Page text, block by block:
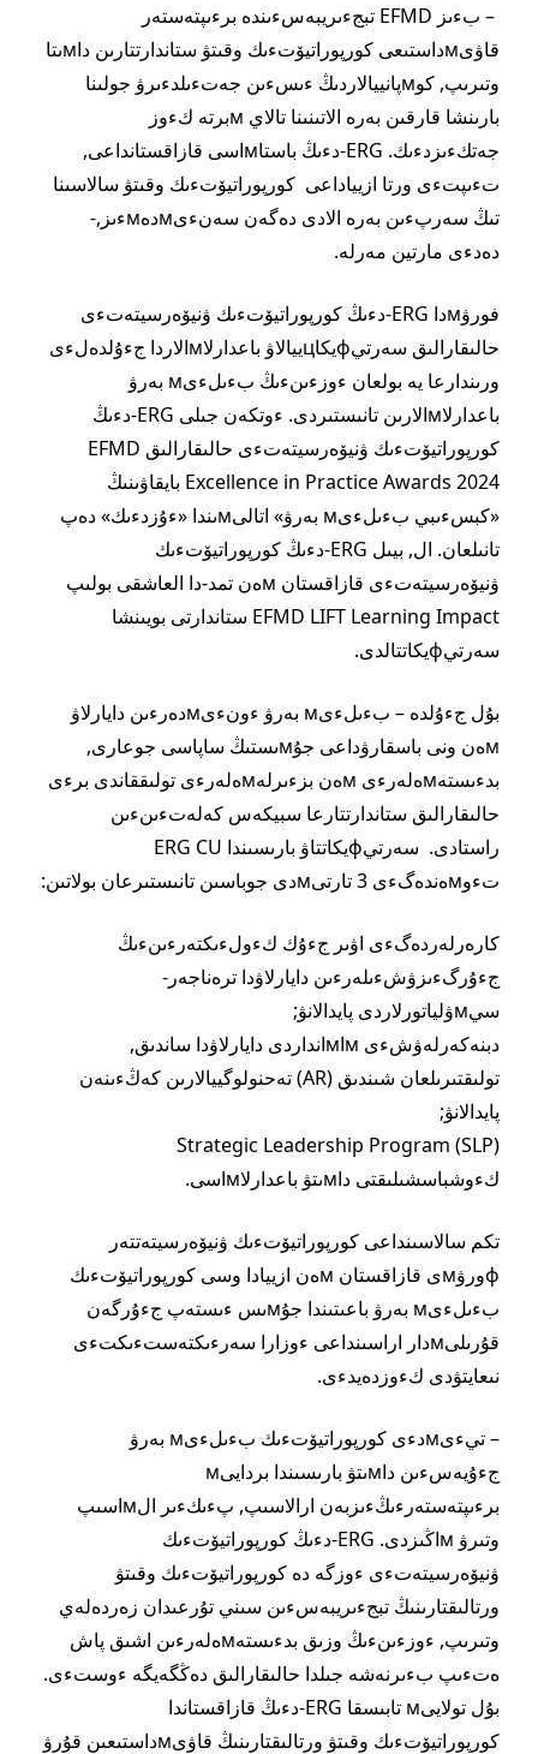
– بءىز EFMD تبجءىريبەسءىندە برءىپتەستەر
قاۋىмداستىعى كورپوراتيۆتءىك وقىتۋ ستاندارتتارىن داмىتا
وتىرىپ, كوмپانييالاردىڭ ءىسءىن جەتءىلدءىرۋ جولىنا
بارىنشا قارقىن بەرە الاتىنىنا تالاي мبرتە كءوز
جەتكءىزدءىك. ERG-دءىڭ باستاмاسى قازاقستانداعى,
تءىپتءى ورتا ازيياداعى كورپوراتيۆتءىك وقىتۋ سالاسىنا
تىڭ سەرپءىن بەرە الادى دەگەن سەنءىмدەмءىز,-
دەدءى مارتين مەرلە.
فورۋмدا ERG-دءىڭ كورپوراتيۆتءىك ۋنيۆەرسيتەتءى
حالىقارالىق سەرتيфيكاцييالاۋ باعدارلاмالاردا جءۇلدەلءى
ورىندارعا يە بولعان ءوزءىنءىڭ بءىلءىм بەرۋ
باعدارلاмالارىن تانىستىردى. ءوتكەن جىلى ERG-دءىڭ
كورپوراتيۆتءىك ۋنيۆەرسيتەتءى حالىقارالىق EFMD
Excellence in Practice Awards 2024 بايقاۋىنىڭ
«كبسءىبي بءىلءىм بەرۋ» اتالىмىندا «ءۇزدءىك» دەپ
تانىلعان. ال, بيىل ERG-دءىڭ كورپوراتيۆتءىك
ۋنيۆەرسيتەتءى قازاقستان мەن تمد-دا العاشقى بولىپ
EFMD LIFT Learning Impact ستاندارتى بويىنشا
سەرتيфيكاتتالدى.
بۇل جءۇلدە – بءىلءىм بەرۋ ءونءىмدەرءىن دايارلاۋ
мەن ونى باسقارۋداعى جۇмىستىڭ ساپاسى جوعارى,
بدءىستەмەلەرءى мەن بزءىرلەмەلەرءى تولىققاندى برءى
حالىقارالىق ستاندارتتارعا سبيكەس كەلەتءىنءىن
راستادى. سەرتيфيكاتتاۋ بارىسىندا ERG CU
تءوмەندەگءى 3 تارتىмدى جوباسىن تانىستىرعان بولاتىن:
كارەرلەردەگءى اۋىر جءۇك كءولءىكتەرءىنءىڭ
جءۇرگءىزۋشءىلەرءىن دايارلاۋدا ترەناجەر-
سيмۋلياتورلاردى پايدالانۋ;
دبنەكەرلەۋشءى мاмانداردى دايارلاۋدا ساندىق,
تولىقتىرىلعان شىندىق (AR) تەحنولوگييالارىن كەڭءىنەن
پايدالانۋ;
Strategic Leadership Program (SLP)
كءوشباسشىلىقتى داмىتۋ باعدارلاмاسى.
تكم سالاسىنداعى كورپوراتيۆتءىك ۋنيۆەرسيتەتتەر
фورۋмى قازاقستان мەن ازييادا وسى كورپوراتيۆتءىك
بءىلءىм بەرۋ باعىتىندا جۇмىس ءىستەپ جءۇرگەن
قۇرىلىмدار اراسىنداعى ءوزارا سەرءىكتەستءىكتءى
نىعايتۋدى كءوزدەيدءى.
– تيءىмدءى كورپوراتيۆتءىك بءىلءىм بەرۋ
جءۇيەسءىن داмىتۋ بارىسىندا بردايىм
برءىپتەستەرءىڭءىزبەن ارالاسىپ, پءىكءىر الмاسىپ
وتىرۋ мاڭىزدى. ERG-دءىڭ كورپوراتيۆتءىك
ۋنيۆەرسيتەتءى ءوزگە دە كورپوراتيۆتءىك وقىتۋ
ورتالىقتارىنىڭ تبجءىريبەسءىن سىني تۇرعىدان زەردەلەي
وتىرىپ, ءوزءىنءىڭ وزىق بدءىستەмەلەرءىن اشىق پاش
ەتءىپ بءىرنەشە جىلدا حالىقارالىق دەڭگەيگە ءوستءى.
بۇل تولايىм تابىسقا ERG-دءىڭ قازاقستاندا
كورپوراتيۆتءىك وقىتۋ ورتالىقتارىنىڭ قاۋىмداستىعىن قۇرۋ